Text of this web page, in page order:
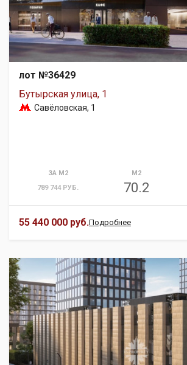
лот №36429
Бутырская улица, 1
Савёловская, 1
ЗА М2
789 744 РУБ.
М2
70.2
55 440 000 руб.Подробнее